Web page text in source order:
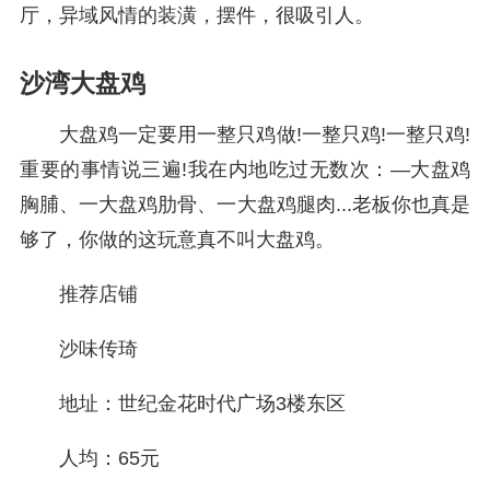
厅，异域风情的装潢，摆件，很吸引人。
沙湾大盘鸡
大盘鸡一定要用一整只鸡做!一整只鸡!一整只鸡!
重要的事情说三遍!我在内地吃过无数次：—大盘鸡
胸脯、一大盘鸡肋骨、一大盘鸡腿肉...老板你也真是
够了，你做的这玩意真不叫大盘鸡。
推荐店铺
沙味传琦
地址：世纪金花时代广场3楼东区
人均：65元